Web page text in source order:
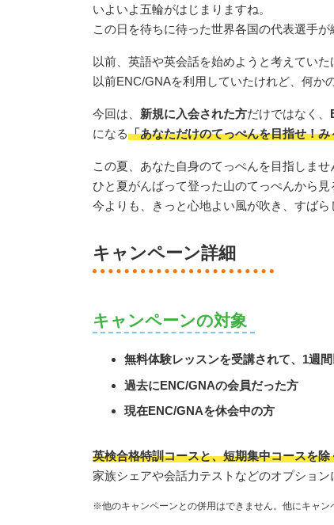
いよいよ五輪がはじまりますね。
この日を待ちに待った世界各国の代表選手
以前、英語や英会話を始めようと考えていた
以前ENC/GNAを利用していたけれど、何か
今回は、 新規に入会された方だけではなく、
になる「あなただけのてっぺんを目指せ！
この夏、あなた自身のてっぺんを目指しませ
ひと夏がんばって登った山のてっぺんから見
今よりも、きっと心地よい風が吹き、すばら
キャンペーン詳細
キャンペーンの対象
無料体験レッスンを受講されて、1週
過去にENC/GNAの会員だった方
現在ENC/GNAを休会中の方
英検合格特訓コースと、短期集中コースを
家族シェアや会話力テストなどのオプション
※他のキャンペーンとの併用はできません。他にキャン